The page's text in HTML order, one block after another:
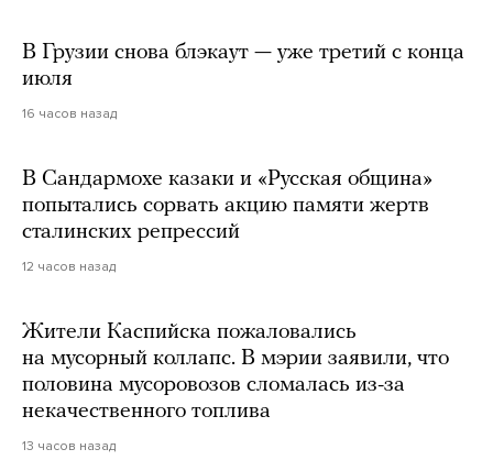
В Грузии снова блэкаут — уже третий с конца
июля
16 часов назад
В Сандармохе казаки и «Русская община»
попытались сорвать акцию памяти жертв
сталинских репрессий
12 часов назад
Жители Каспийска пожаловались
на мусорный коллапс. В мэрии заявили, что
половина мусоровозов сломалась из-за
некачественного топлива
13 часов назад